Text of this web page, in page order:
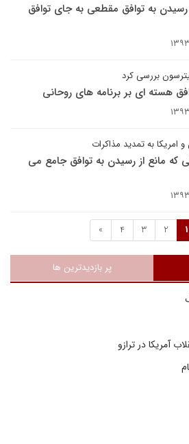
به توافق مقطعی به جای توافق
بررسی کرد
هسته ای بر برنامه های روحانی
و امریکا به تمدید مذاکرات
که مانع از رسیدن به توافق جامع می
1
2
3
4
»
پر بازدیدترین ها
آمریکا در ترازو